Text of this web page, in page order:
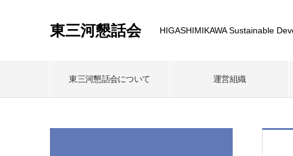
東三河懇話会 HIGASHIMIKAWA Sustainable
東三河懇話会について 運営組織